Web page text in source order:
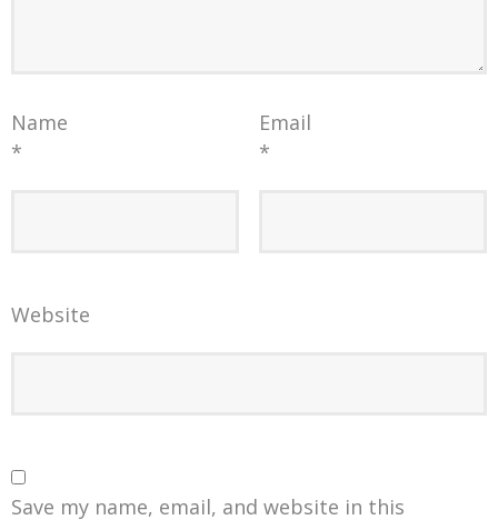
Name
*
Email
*
Website
Save my name, email, and website in this